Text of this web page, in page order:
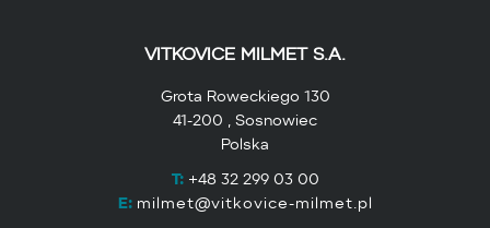
VITKOVICE MILMET S.A.
Grota Roweckiego 130
41-200 , Sosnowiec
Polska
T: +48 32 299 03 00
E: milmet@vitkovice-milmet.pl